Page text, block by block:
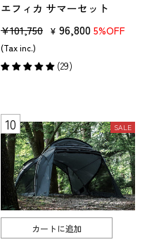
エフィカ サマーセット
販
売
価
¥101,750 セ
ル
¥ 96,800 5%OFF
(Tax inc.)
(29)
SALE
カートに追加